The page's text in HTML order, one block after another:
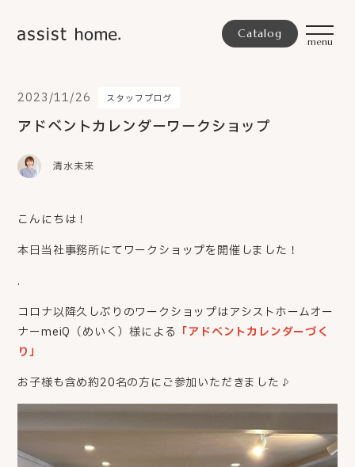
Catalog
2023/11/26 スタッフブログ
アドベントカレンダーワークショップ
清水未来
こんにちは！
本日当社事務所にてワークショップを開催しました！
.
コロナ以降久しぶりのワークショップはアシストホームオー
ナーmeiQ（めいく）様による 「アドベントカレンダーづく
り」
お子様も含め約20名の方にご参加いただきました♪